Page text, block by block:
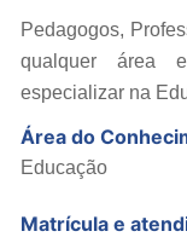
Pedagogos,
qualquer área
especializar na
Área do
Educação
Matrícula e